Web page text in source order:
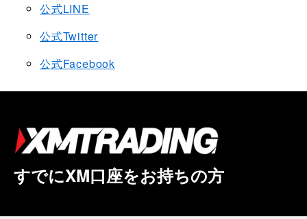
公式LINE
公式Twitter
公式Facebook
すでにXM口座をお持ちの方